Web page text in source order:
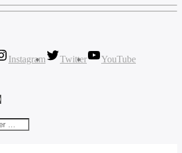
Instagram Twitter
YouTube